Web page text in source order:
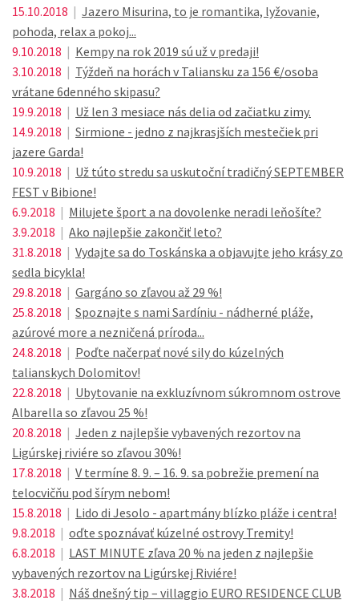
15.10.2018 | Jazero Misurina, to je romantika, lyžovanie,
pohoda, relax a pokoj...
9.10.2018 | Kempy na rok 2019 sú už v predaji!
3.10.2018 | Týždeň na horách v Taliansku za 156 €/osoba
vrátane 6denného skipasu?
19.9.2018 | Už len 3 mesiace nás delia od začiatku zimy.
14.9.2018 | Sirmione - jedno z najkrasjších mestečiek pri
jazere Garda!
10.9.2018 | Už túto stredu sa uskutoční tradičný SEPTEMBER
FEST v Bibione!
6.9.2018 | Milujete šport a na dovolenke neradi leňošíte?
3.9.2018 | Ako najlepšie zakončiť leto?
31.8.2018 | Vydajte sa do Toskánska a objavujte jeho krásy zo
sedla bicykla!
29.8.2018 | Gargáno so zľavou až 29 %!
25.8.2018 | Spoznajte s nami Sardíniu - nádherné pláže,
azúrové more a nezničená príroda...
24.8.2018 | Poďte načerpať nové sily do kúzelných
talianskych Dolomitov!
22.8.2018 | Ubytovanie na exkluzívnom súkromnom ostrove
Albarella so zľavou 25 %!
20.8.2018 | Jeden z najlepšie vybavených rezortov na
Ligúrskej riviére so zľavou 30%!
17.8.2018 | V termíne 8. 9. – 16. 9. sa pobrežie premení na
telocvičňu pod šírym nebom!
15.8.2018 | Lido di Jesolo - apartmány blízko pláže i centra!
9.8.2018 | oďte spoznávať kúzelné ostrovy Tremity!
6.8.2018 | LAST MINUTE zľava 20 % na jeden z najlepšie
vybavených rezortov na Ligúrskej Riviére!
3.8.2018 | Náš dnešný tip – villaggio EURO RESIDENCE CLUB